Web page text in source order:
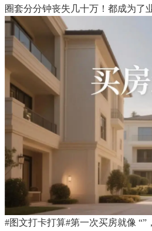
圈套分分钟丧失几十万！都成为了
#图文打卡打算#第一次买房就像 “”